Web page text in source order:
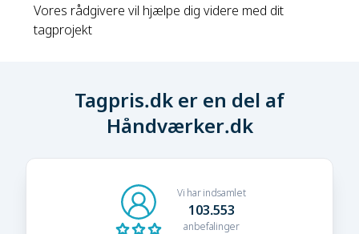
Vores rådgivere vil hjælpe dig videre med dit
tagprojekt
Tagpris.dk er en del af
Håndværker.dk
Vi har indsamlet
103.553
anbefalinger